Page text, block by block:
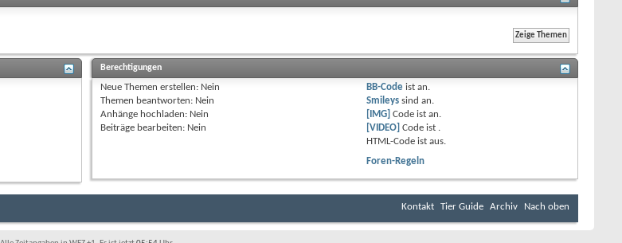
Berechtigungen
Neue Themen erstellen: Nein
Themen beantworten: Nein
Anhänge hochladen: Nein
Beiträge bearbeiten: Nein
BB-Code istan.
Smileys sindan.
[IMG] Code istan.
[VIDEO] Code ist .
HTML-Code istaus.
Foren-Regeln
Kontakt Tier Guide Archiv Nach oben